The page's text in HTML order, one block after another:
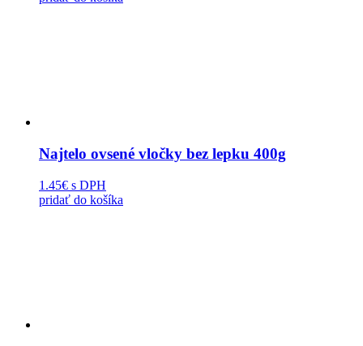
Najtelo ovsené vločky bez lepku 400g
1.45€ s DPH
pridať do košíka